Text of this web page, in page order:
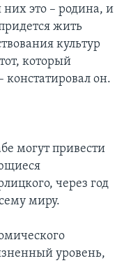
это – родина, и
жить
культур
который
констатировал он.
могут привести
через год
миру.
уровень,